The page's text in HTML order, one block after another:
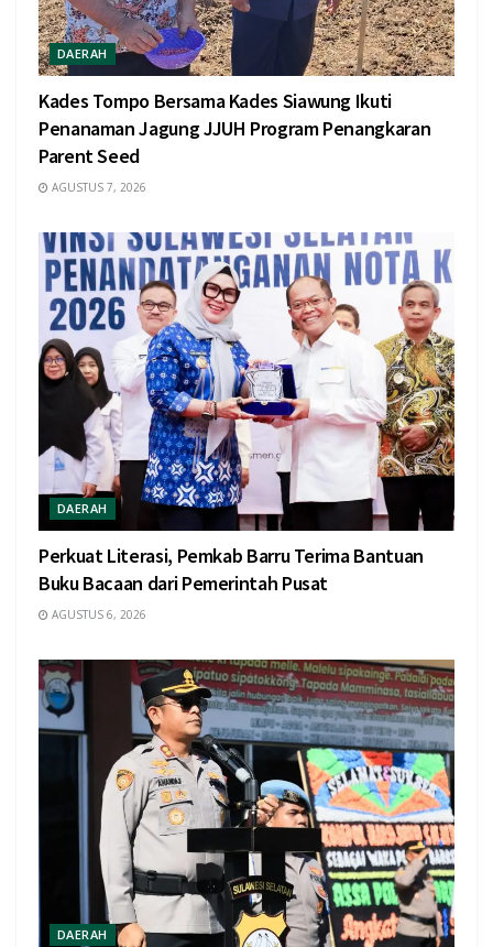
DAERAH
Kades Tompo Bersama Kades Siawung Ikuti
Penanaman Jagung JJUH Program Penangkaran
Parent Seed
AGUSTUS 7, 2026
DAERAH
Perkuat Literasi, Pemkab Barru Terima Bantuan
Buku Bacaan dari Pemerintah Pusat
AGUSTUS 6, 2026
DAERAH